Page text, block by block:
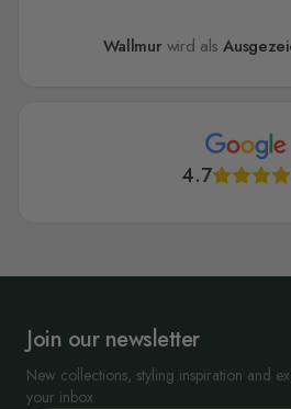
Wallmur wird als
4.7
Join our newsletter
New collections, styling inspiration and
your inbox.